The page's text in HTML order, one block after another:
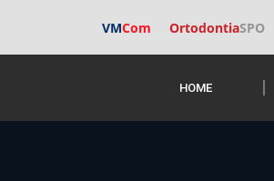
VMCom OrtodontiaSPO
HOME